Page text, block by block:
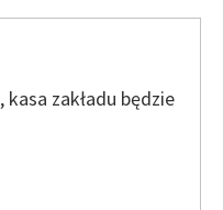
zakładu będzie